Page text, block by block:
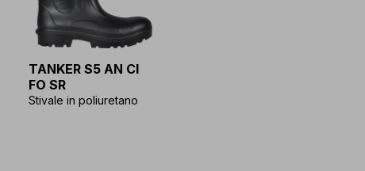
TANKER S5 AN CI
FO SR
Stivale in poliuretano